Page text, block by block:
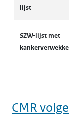
lijst
SZW-lijst met
CMR